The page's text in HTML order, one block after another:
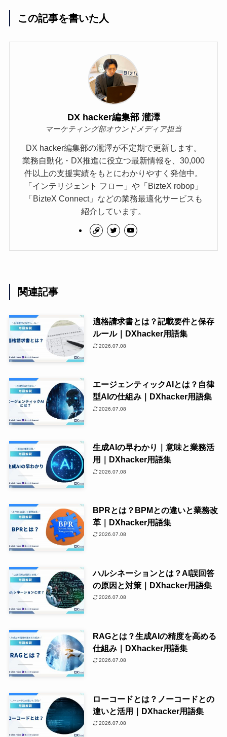
この記事を書いた人
DX hacker編集部 瀧澤
マーケティング部オウンドメディア担当
DX hacker編集部の瀧澤が不定期で更新します。
業務自動化・DX推進に役立つ最新情報を、30,000
件以上の支援実績をもとにわかりやすく発信中。
「インテリジェント フロー」や「BizteX robop」
「BizteX Connect」などの業務最適化サービスも
紹介しています。
関連記事
適格請求書とは？記載要件と保存
ルール｜DXhacker用語集
2026.07.08
エージェンティックAIとは？自律
型AIの仕組み｜DXhacker用語集
2026.07.08
生成AIの早わかり｜意味と業務活
用｜DXhacker用語集
2026.07.08
BPRとは？BPMとの違いと業務改
革｜DXhacker用語集
2026.07.08
ハルシネーションとは？AI誤回答
の原因と対策｜DXhacker用語集
2026.07.08
RAGとは？生成AIの精度を高める
仕組み｜DXhacker用語集
2026.07.08
ローコードとは？ノーコードとの
違いと活用｜DXhacker用語集
2026.07.08